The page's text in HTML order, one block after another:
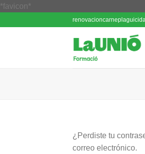
*favicon*
¿Perdiste tu
correo electrónico.